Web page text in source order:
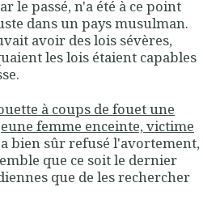
le passé, n'a été à ce point
dans un pays musulman.
avoir des lois sévères,
les lois étaient capables
à coups de fouet une
femme enceinte, victime
bien sûr refusé l'avortement,
que ce soit le dernier
que de les rechercher